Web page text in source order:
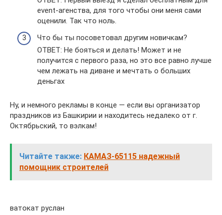
event-агенства, для того чтобы они меня сами
оценили. Так что ноль.
Что бы ты посоветовал другим новичкам?
ОТВЕТ: Не бояться и делать! Может и не
получится с первого раза, но это все равно лучше
чем лежать на диване и мечтать о больших
деньгах
Ну, и немного рекламы в конце — если вы организатор
праздников из Башкирии и находитесь недалеко от г.
Октябрьский, то вэлкам!
Читайте также: КАМАЗ-65115 надежный
помощник строителей
ватокат руслан